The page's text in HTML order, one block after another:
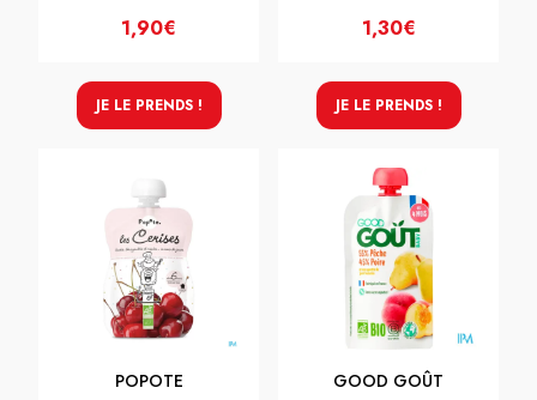
1,90€
JE LE PRENDS !
1,30€
JE LE PRENDS !
POPOTE GOOD GOÛT